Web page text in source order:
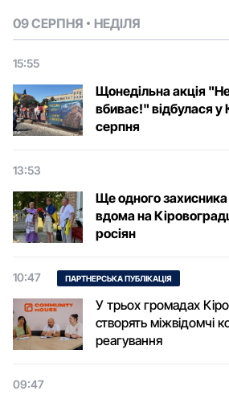
09 СЕРПНЯ НЕДІЛЯ
15:55
Щонедільна акція
вбиває!" відбулася
серпня
13:53
Ще одного захисника
вдома на
росіян
10:47 ПАРТНЕРСЬКА ПУБЛІКАЦІЯ
У трьох громадах
створять міжвідомчі
реагування
09:47